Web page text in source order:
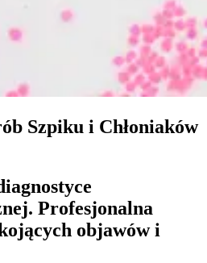
Szpiku i Chłoniaków
Profesjonalna
objawów i